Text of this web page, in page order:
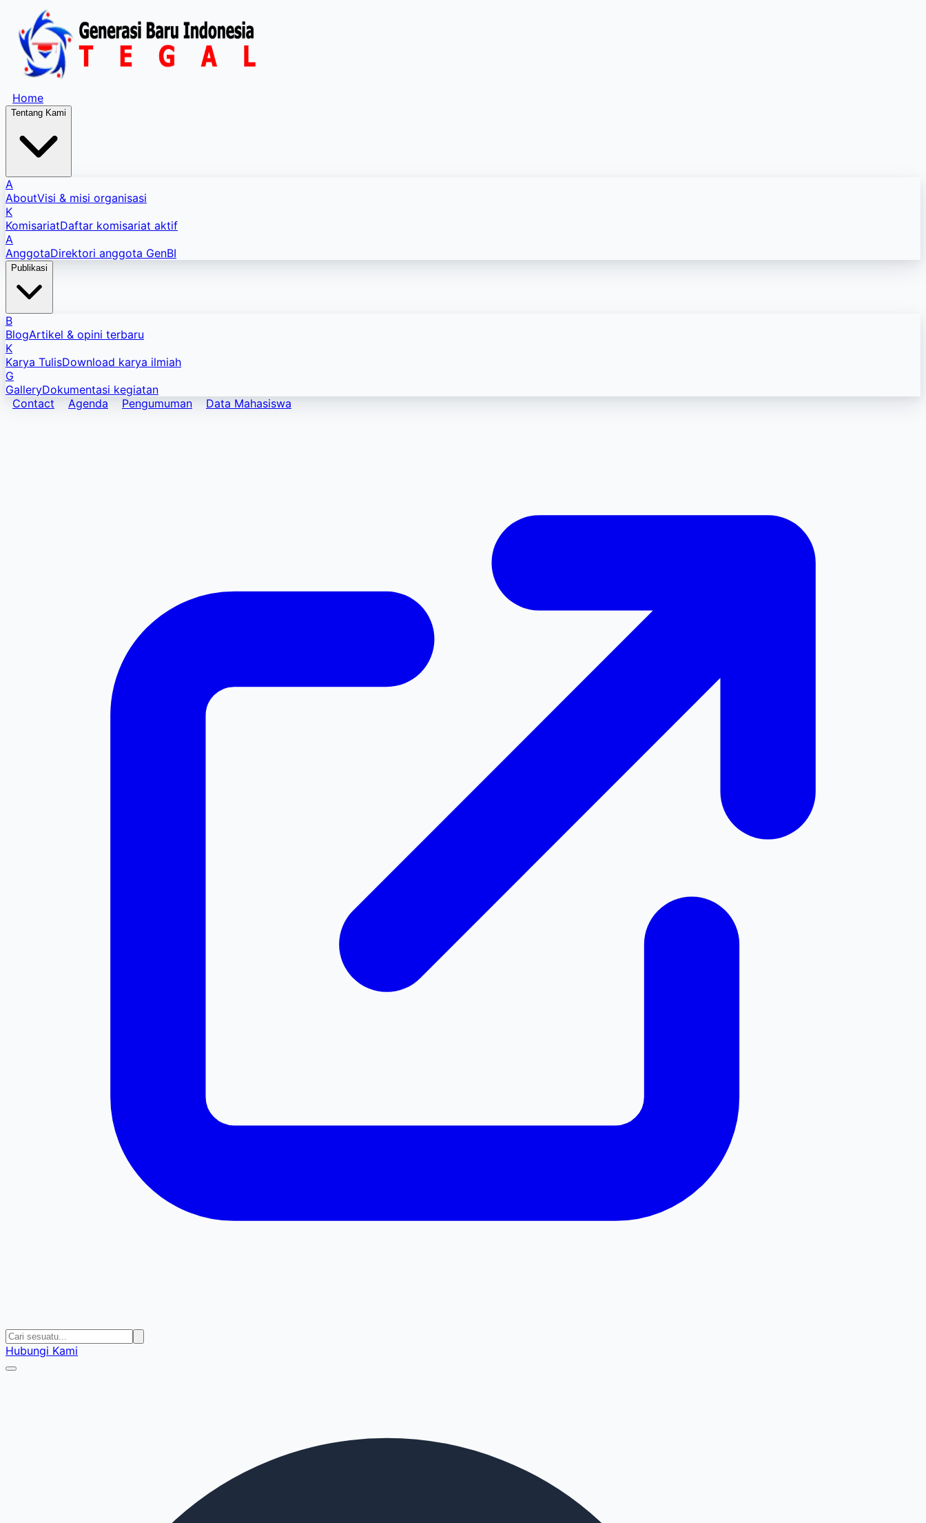
Home
Tentang Kami
A
AboutVisi & misi organisasi
K
KomisariatDaftar komisariat aktif
A
AnggotaDirektori anggota GenBI
Publikasi
B
BlogArtikel & opini terbaru
K
Karya TulisDownload karya ilmiah
G
GalleryDokumentasi kegiatan
Contact
Agenda Pengumuman Data Mahasiswa
Hubungi Kami